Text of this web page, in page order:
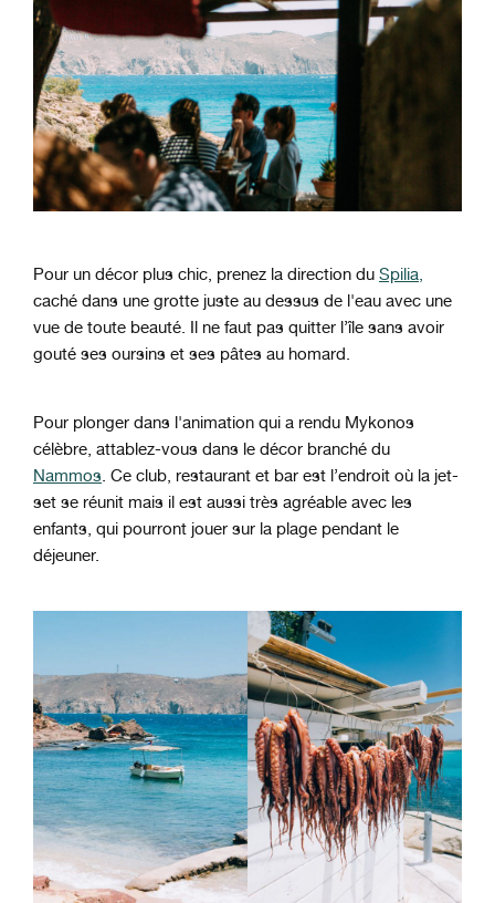
Pour un décor plus chic, prenez la direction du Spilia,
caché dans une grotte juste au dessus de l'eau avec une
vue de toute beauté. Il ne faut pas quitter l’île sans avoir
gouté ses oursins et ses pâtes au homard.
Pour plonger dans l'animation qui a rendu Mykonos
célèbre, attablez-vous dans le décor branché du
Nammos. Ce club, restaurant et bar est l’endroit où la jet-
set se réunit mais il est aussi très agréable avec les
enfants, qui pourront jouer sur la plage pendant le
déjeuner.